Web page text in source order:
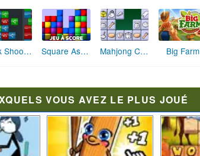
Brick Shooter Square Assembler Mahjong Cook Big Farm
VOUS AVEZ LE PLUS JOUÉ